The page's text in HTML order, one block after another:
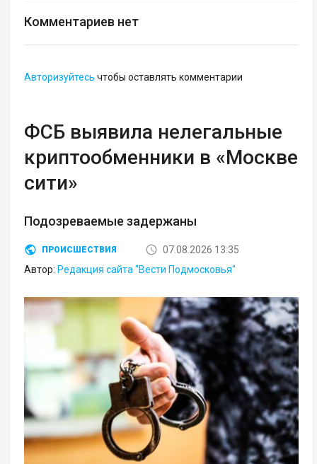
Комментариев нет
Авторизуйтесь чтобы оставлять комментарии
ФСБ выявила нелегальные
криптообменники в «Москве
сити»
Подозреваемые задержаны
ПРОИСШЕСТВИЯ
07.08.2026 13:35
Автор: Редакция сайта "Вести Подмосковья"